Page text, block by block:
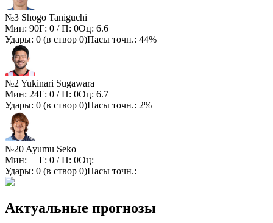
№3 Shogo Taniguchi
Мин: 90Г: 0 / П: 0Оц: 6.6
Удары: 0 (в створ 0)Пасы точн.: 44%
№2 Yukinari Sugawara
Мин: 24Г: 0 / П: 0Оц: 6.7
Удары: 0 (в створ 0)Пасы точн.: 2%
№20 Ayumu Seko
Мин: —Г: 0 / П: 0Оц: —
Удары: 0 (в створ 0)Пасы точн.: —
Актуальные прогнозы